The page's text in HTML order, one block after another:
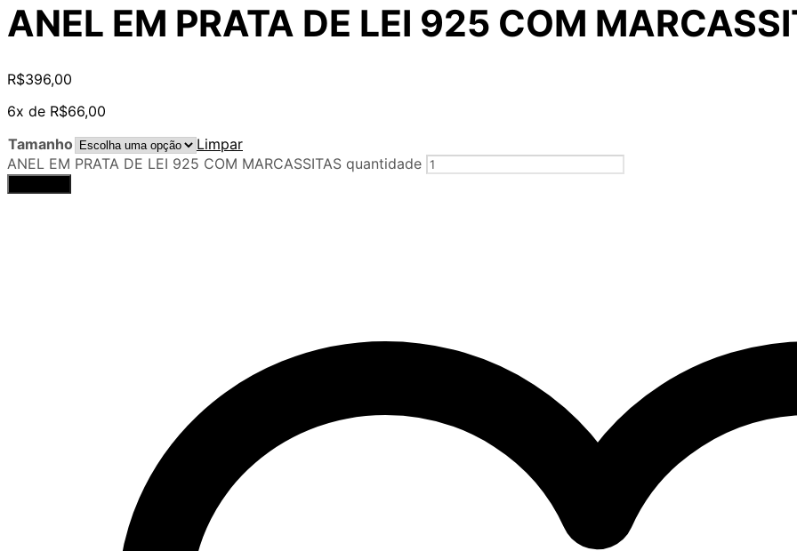
ANEL EM PRATA DE LEI 925 COM
R$396,00
6x de R$66,00
Tamanho
Limpar
ANEL EM PRATA DE LEI 925 COM MARCASSITAS quantidade